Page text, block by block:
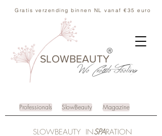
Gratis verzending binnen NL vanaf €35 euro
SLOWBEAUTY
We CreateFeeling
®
Professionals SlowBeauty Magazine
SLOWBEAUTY INSPARATION